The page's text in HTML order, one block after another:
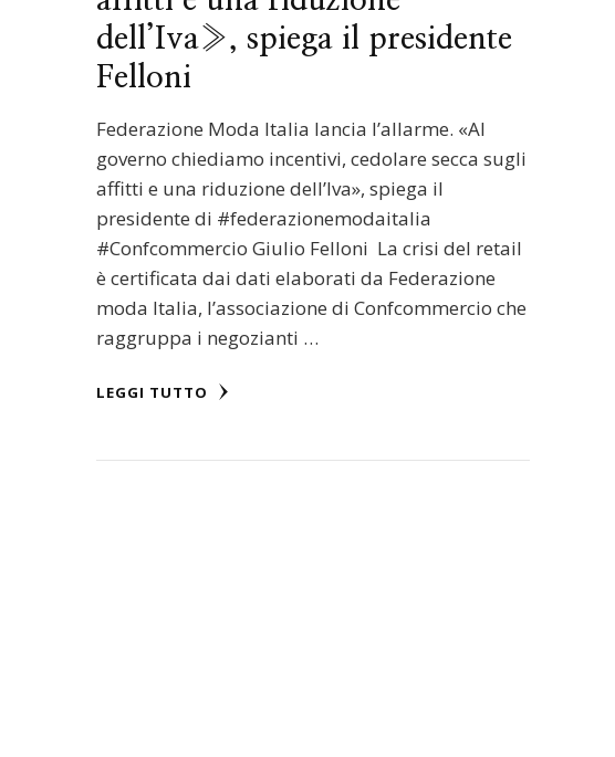
dell’Iva», spiega il presidente
Felloni
Federazione Moda Italia lancia l’allarme. «Al
governo chiediamo incentivi, cedolare secca sugli
affitti e una riduzione dell’Iva», spiega il
presidente di #federazionemodaitalia
#Confcommercio Giulio Felloni La crisi del retail
è certificata dai dati elaborati da Federazione
moda Italia, l’associazione di Confcommercio che
raggruppa i negozianti …
LEGGI TUTTO